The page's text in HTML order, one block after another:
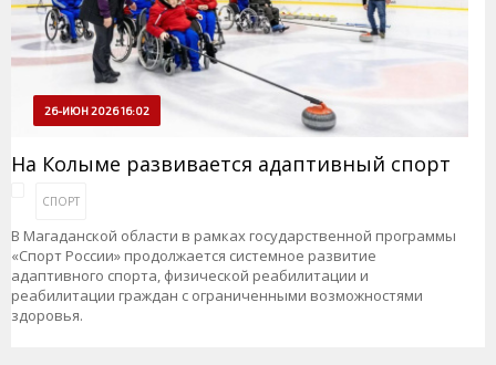
26-ИЮН 2026 16:02
На Колыме развивается адаптивный спорт
СПОРТ
В Магаданской области в рамках государственной программы
«Спорт России» продолжается системное развитие
адаптивного спорта, физической реабилитации и
реабилитации граждан с ограниченными возможностями
здоровья.